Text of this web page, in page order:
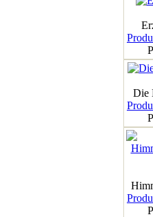
Die